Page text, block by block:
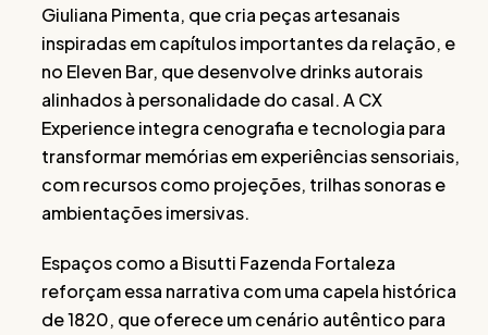
Giuliana Pimenta, que cria peças artesanais
inspiradas em capítulos importantes da relação, e
no Eleven Bar, que desenvolve drinks autorais
alinhados à personalidade do casal. A CX
Experience integra cenografia e tecnologia para
transformar memórias em experiências sensoriais,
com recursos como projeções, trilhas sonoras e
ambientações imersivas.
Espaços como a Bisutti Fazenda Fortaleza
reforçam essa narrativa com uma capela histórica
de 1820, que oferece um cenário autêntico para